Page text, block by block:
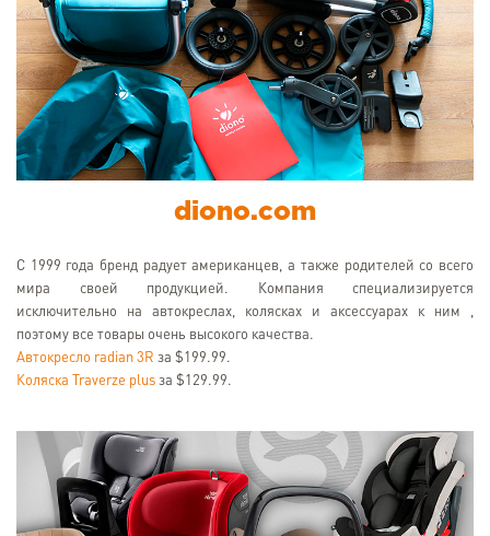
diono.com
С 1999 года бренд радует американцев, а также родителей со всего
мира своей продукцией. Компания специализируется
исключительно на автокреслах, колясках и аксессуарах к ним ,
поэтому все товары очень высокого качества.
Автокресло radian 3R за $199.99.
Коляска Traverze plus за $129.99.